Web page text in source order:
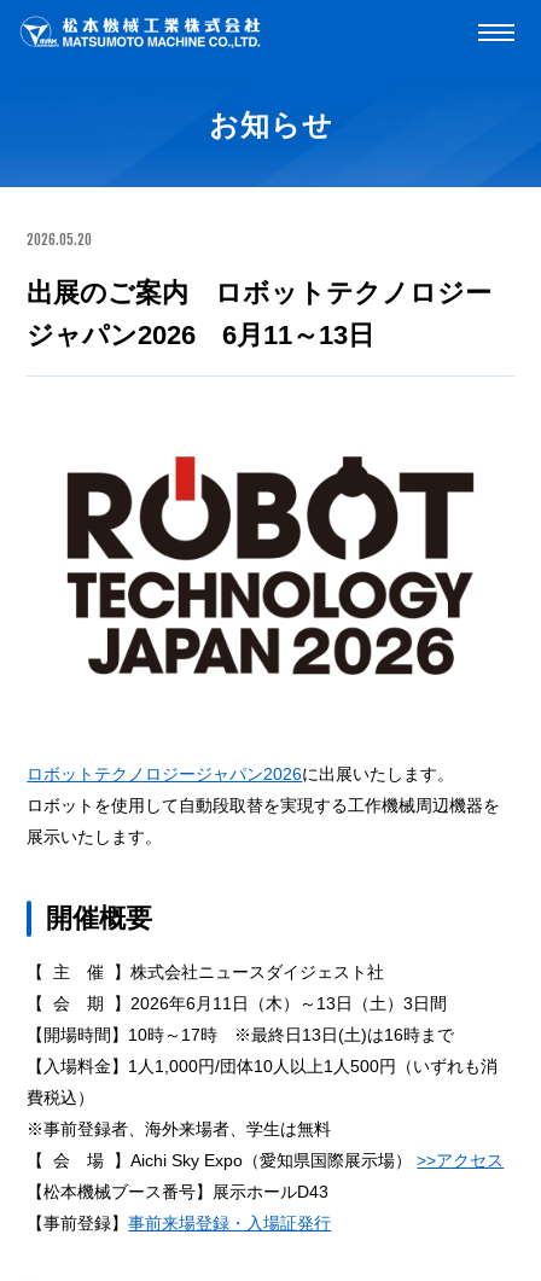
お知らせ
2026.05.20
出展のご案内 ロボットテクノロジー
ジャパン2026 6月11～13日
ロボットテクノロジージャパン2026に出展いたします。
ロボットを使用して自動段取替を実現する工作機械周辺機器を
展示いたします。
開催概要
【 主 催 】株式会社ニュースダイジェスト社
【 会 期 】2026年6月11日（木）～13日（土）3日間
【開場時間】10時～17時 ※最終日13日(土)は16時まで
【入場料金】1人1,000円/団体10人以上1人500円（いずれも消
費税込）
※事前登録者、海外来場者、学生は無料
【 会 場 】Aichi Sky Expo（愛知県国際展示場）>>アクセス
【松本機械ブース番号】展示ホールD43
【事前登録】事前来場登録・入場証発行